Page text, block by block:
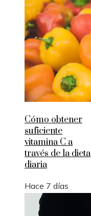
Cómo obtener
suficiente
vitamina C a
través de la dieta
diaria
Hace 7 días